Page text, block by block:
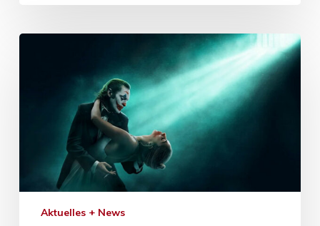
Aktuelles + News